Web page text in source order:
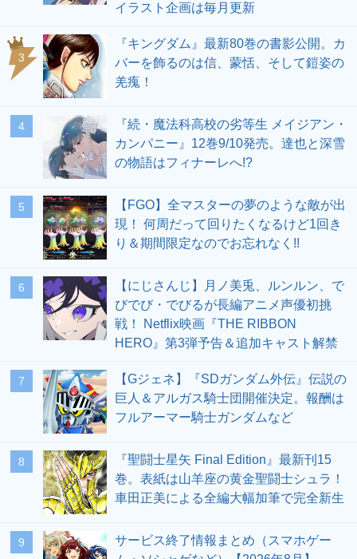
イラスト企画は毎月更新
3
『キングダム』最新80巻の書影公開。カ
バーを飾るのは信、蒙恬、そして鎧姿の
羌瘣！
4
『続・魔法科高校の劣等生 メイジアン・
カンパニー』12巻9/10発売。達也と深雪
の物語はフィナーレへ!?
5
【FGO】全マスターの夢のような敵が出
現！ 何周だって回りたくなるけど1回き
り＆期間限定なのでお忘れなく!!
6
【にじさんじ】月ノ美兎、ルンルン、で
びでび・でびるが長編アニメ声優初挑
戦！ Netflix映画『THE RIBBON
HERO』第3弾予告＆追加キャスト解禁
7
【Gジェネ】『SDガンダム外伝』伝説の
巨人＆アルガス騎士団開催決定。報酬は
フルアーマー騎士ガンダムなど
8
『聖闘士星矢 Final Edition』最新刊15
巻。表紙は山羊座の黄金聖闘士シュラ！
車田正美による全編大幅加筆で完全新生
9
サービス終了情報まとめ（スマホゲー